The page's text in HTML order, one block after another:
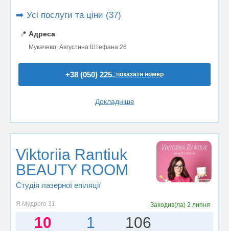
➡️ Усі послуги та ціни (37)
📍 Адреса
Мукачево, Августина Штефана 26
+38 (050) 225..показати номер
Докладніше
Viktoriia Rantiuk
BEAUTY ROOM
Студія лазерної епіляції
Я.Мудрого 31 Заходив(ла)2 липня
10 1 106